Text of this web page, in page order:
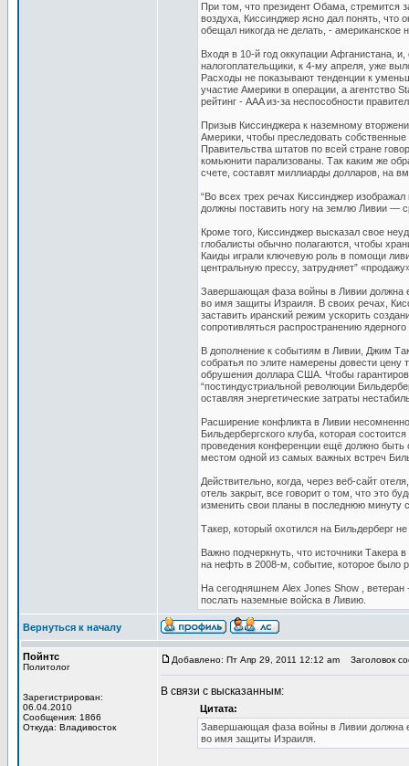
При том, что президент Обама, стремится
воздуха, Киссинджер ясно дал понять, что
обещал никогда не делать, - американское
Входя в 10-й год оккупации Афганистана,
налогоплательщики, к 4-му апреля, уже
Расходы не показывают тенденции к
участие Америки в операции, а агентство
рейтинг - AAA из-за неспособности
Призыв Киссинджера к наземному
Америки, чтобы преследовать
Правительства штатов по всей стране
комьюнити парализованы. Так каким же
счете, составят миллиарды долларов, на
“Во всех трех речах Киссинджер
должны поставить ногу на землю Ливии —
Кроме того, Киссинджер высказал свое
глобалисты обычно полагаются, чтобы
Каиды играли ключевую роль в помощи
центральную прессу, затрудняет”
Завершающая фаза войны в Ливии должна
во имя защиты Израиля. В своих речах,
заставить иранский режим ускорить
сопротивляться распространению ядерного
В дополнение к событиям в Ливии, Джим
собратья по элите намерены довести цену
обрушения доллара США. Чтобы
“постиндустриальной революции
оставляя энергетические затраты
Расширение конфликта в Ливии
Бильдербергского клуба, которая
проведения конференции ещё должно быть
местом одной из самых важных встреч
Действительно, когда, через веб-сайт
отель закрыт, все говорит о том, что это
изменить свои планы в последнюю минуту
Такер, который охотился на Бильдерберг
Важно подчеркнуть, что источники Такера
на нефть в 2008-м, событие, которое было
На сегодняшнем Alex Jones Show , ветеран
послать наземные войска в Ливию.
Вернуться к началу
Пойнтс
Политолог
Зарегистрирован:
06.04.2010
Сообщения: 1866
Откуда: Владивосток
Добавлено: Пт Апр 29, 2011 12:12 am Заголовок
В связи с высказанным:
Цитата:
Завершающая фаза войны в Ливии должна
во имя защиты Израиля.